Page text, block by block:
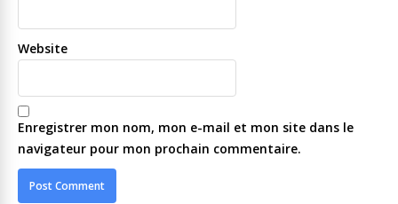
Website
Enregistrer mon nom, mon e-mail et mon site dans le
navigateur pour mon prochain commentaire.